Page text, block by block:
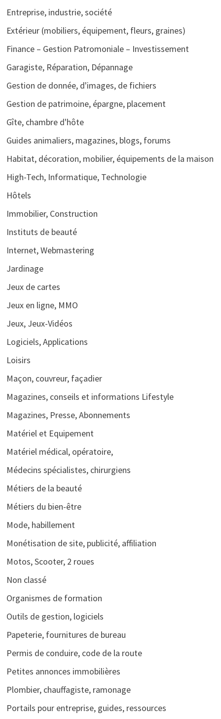
Entreprise, industrie, société
Extérieur (mobiliers, équipement, fleurs, graines)
Finance – Gestion Patromoniale – Investissement
Garagiste, Réparation, Dépannage
Gestion de donnée, d'images, de fichiers
Gestion de patrimoine, épargne, placement
Gîte, chambre d'hôte
Guides animaliers, magazines, blogs, forums
Habitat, décoration, mobilier, équipements de la maison
High-Tech, Informatique, Technologie
Hôtels
Immobilier, Construction
Instituts de beauté
Internet, Webmastering
Jardinage
Jeux de cartes
Jeux en ligne, MMO
Jeux, Jeux-Vidéos
Logiciels, Applications
Loisirs
Maçon, couvreur, façadier
Magazines, conseils et informations Lifestyle
Magazines, Presse, Abonnements
Matériel et Equipement
Matériel médical, opératoire,
Médecins spécialistes, chirurgiens
Métiers de la beauté
Métiers du bien-être
Mode, habillement
Monétisation de site, publicité, affiliation
Motos, Scooter, 2 roues
Non classé
Organismes de formation
Outils de gestion, logiciels
Papeterie, fournitures de bureau
Permis de conduire, code de la route
Petites annonces immobilières
Plombier, chauffagiste, ramonage
Portails pour entreprise, guides, ressources